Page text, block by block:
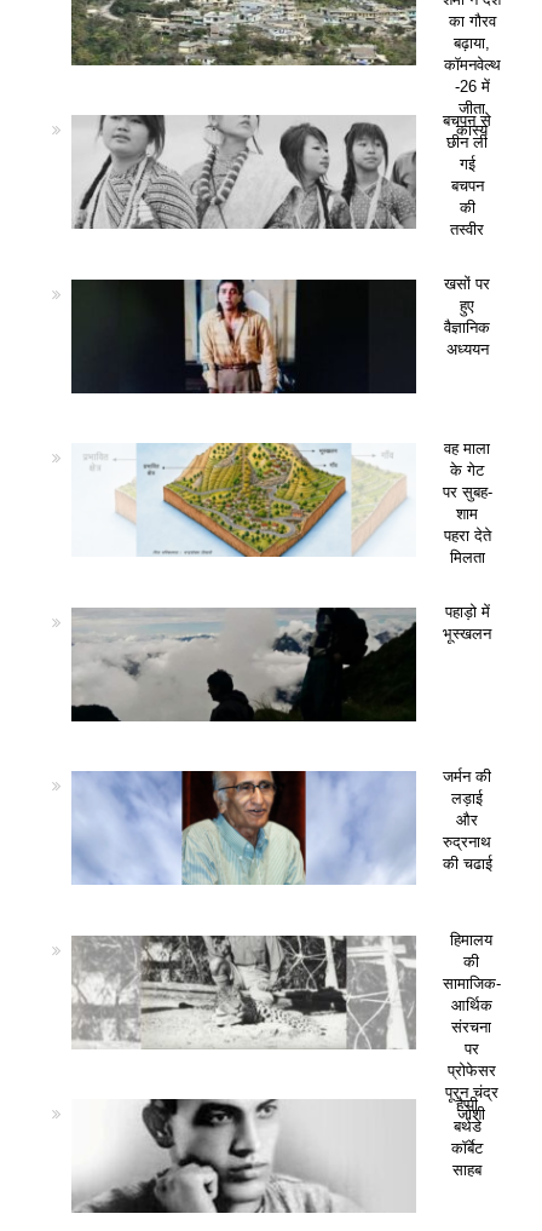
का गौरव
बढ़ाया,
कॉमनवेल्थ
-26 में
जीता
कांस्य
बचपन से
छीन ली
गई
बचपन
की
तस्वीर
खसों पर
हुए
वैज्ञानिक
अध्ययन
वह माला
के गेट
पर सुबह-
शाम
पहरा देते
मिलता
पहाड़ो में
भूस्खलन
जर्मन की
लड़ाई
और
रुद्रनाथ
की चढाई
हिमालय
की
सामाजिक-
आर्थिक
संरचना
पर
प्रोफेसर
पूरन चंद्र
जोशी
हैप्पी
बर्थडे
कॉर्बेट
साहब